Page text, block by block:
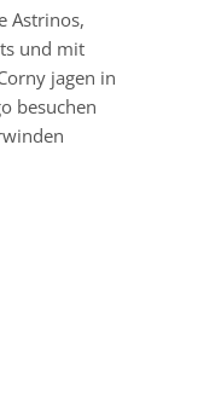
Astrinos,
und mit
jagen in
besuchen